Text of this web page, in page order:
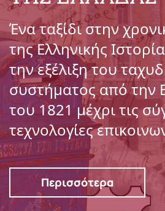
Ένα ταξίδι στην
της Ελληνικής
την εξέλιξη του
συστήματος από την
του 1821 μέχρι τις
τεχνολογίες
Περισσότερα